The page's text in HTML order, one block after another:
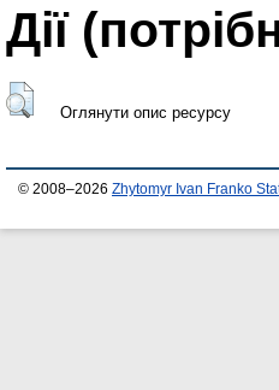
Дії
Оглянути опис ресурсу
© 2008–2026 Zhytomyr Ivan Franko